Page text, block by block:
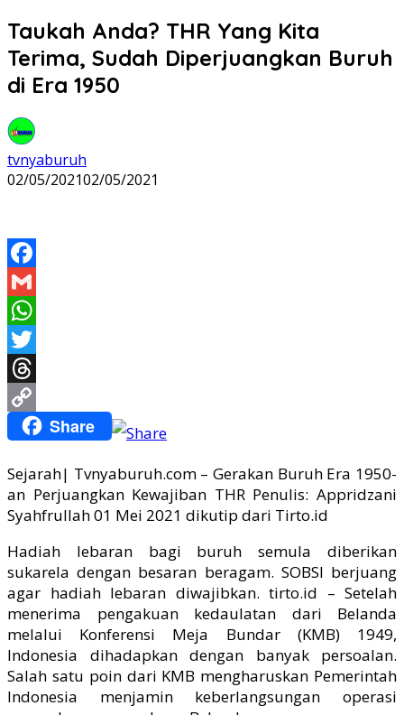
Taukah Anda? THR Yang Kita
Terima, Sudah Diperjuangkan Buruh
di Era 1950
tvnyaburuh
02/05/202102/05/2021
Facebook
Gmail
WhatsApp
Twitter
Threads
Copy Share
Sejarah| Tvnyaburuh.com – Gerakan Buruh Era 1950-
an Perjuangkan Kewajiban THR Penulis: Appridzani
Syahfrullah 01 Mei 2021 dikutip dari Tirto.id
Hadiah lebaran bagi buruh semula diberikan
sukarela dengan besaran beragam. SOBSI berjuang
agar hadiah lebaran diwajibkan. tirto.id – Setelah
menerima pengakuan kedaulatan dari Belanda
melalui Konferensi Meja Bundar (KMB) 1949,
Indonesia dihadapkan dengan banyak persoalan.
Salah satu poin dari KMB mengharuskan Pemerintah
Indonesia menjamin keberlangsungan operasi